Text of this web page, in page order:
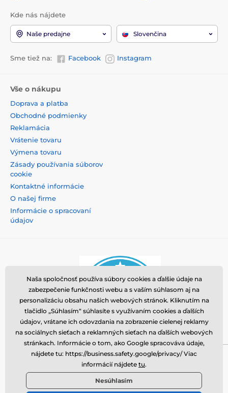
Kde nás nájdete
Naše predajne Slovenčina
Sme tiež na: Facebook Instagram
Vše o nákupu
Doprava a platba
Obchodné podmienky
Reklamácia
Vrátenie tovaru
Výmena tovaru
Zásady používania súborov
cookie
Kontaktné informácie
O našej firme
Informácie o spracovaní
údajov
Momanio s.r.o., Okružní 361/14, 74718, Píšť, Česká
republika, VAT: CZ09604707, info@tvrzenaskla.eu,
+421 222 205 145
Naša spoločnosť používa súbory cookies a ďalšie údaje na
zabezpečenie funkčnosti webu a s vaším súhlasom aj na
personalizáciu obsahu našich webových stránok. Kliknutím na
tlačidlo „Súhlasím“ súhlasíte s využívaním cookies a ďalších
údajov, vrátane ich odovzdania na zobrazenie cielenej reklamy
na sociálnych sieťach a reklamných sieťach na ďalších webových
stránkach. Informácie o tom, ako Google spracováva údaje,
nájdete tu: https://business.safety.google/privacy/ Viac
informácií nájdete tu.
Nesúhlasím